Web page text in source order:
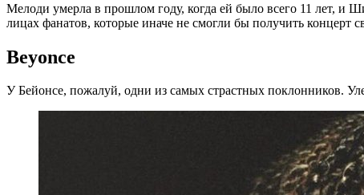
Мелоди умерла в прошлом году, когда ей было всего 11 лет, и
лицах фанатов, которые иначе не смогли бы получить концерт
Beyonce
У Бейонсе, пожалуй, одни из самых страстных поклонников.